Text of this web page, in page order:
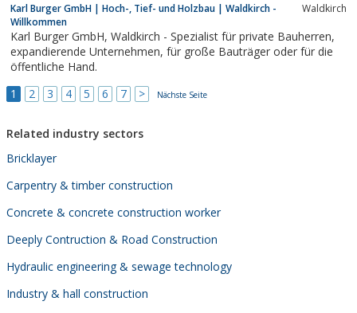
Karl Burger GmbH | Hoch-, Tief- und Holzbau | Waldkirch -
Willkommen
Waldkirch
Karl Burger GmbH, Waldkirch - Spezialist für private Bauherren,
expandierende Unternehmen, für große Bauträger oder für die
öffentliche Hand.
1
2 3 4 5 6 7 > Nächste Seite
Related industry sectors
Bricklayer
Carpentry & timber construction
Concrete & concrete construction worker
Deeply Contruction & Road Construction
Hydraulic engineering & sewage technology
Industry & hall construction